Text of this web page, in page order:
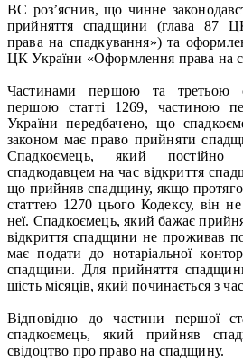
ВС роз’яснив, що чинне
прийняття спадщини (глава 87
права на спадкування») та
ЦК України «Оформлення права на
Частинами першою та третьою
першою статті 1269, частиною
України передбачено, що
законом має право прийняти
Спадкоємець, який
спадкодавцем на час відкриття
що прийняв спадщину, якщо
статтею 1270 цього Кодексу, він
неї. Спадкоємець, який бажає
відкриття спадщини не проживав
має подати до нотаріальної
спадщини. Для прийняття
шість місяців, який починається з
Відповідно до частини першої
спадкоємець, який прийняв
свідоцтво про право на спадщину.